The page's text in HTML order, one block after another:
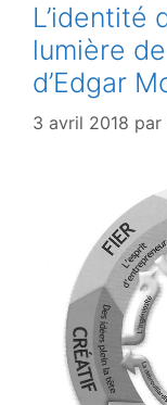
L’identité
lumière
d’Edgar
3 avril 2018 par